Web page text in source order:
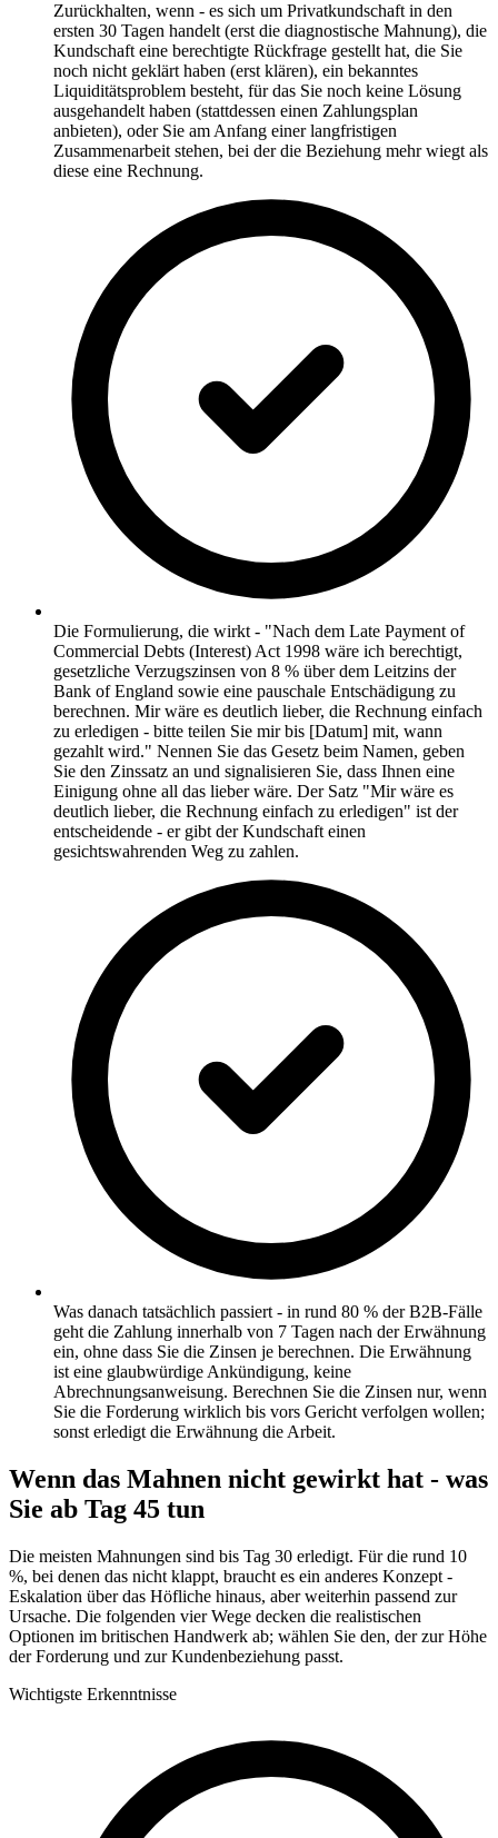
Zurückhalten, wenn - es sich um Privatkundschaft in den
ersten 30 Tagen handelt (erst die diagnostische Mahnung), die
Kundschaft eine berechtigte Rückfrage gestellt hat, die Sie
noch nicht geklärt haben (erst klären), ein bekanntes
Liquiditätsproblem besteht, für das Sie noch keine Lösung
ausgehandelt haben (stattdessen einen Zahlungsplan
anbieten), oder Sie am Anfang einer langfristigen
Zusammenarbeit stehen, bei der die Beziehung mehr wiegt als
diese eine Rechnung.
Die Formulierung, die wirkt - "Nach dem Late Payment of
Commercial Debts (Interest) Act 1998 wäre ich berechtigt,
gesetzliche Verzugszinsen von 8 % über dem Leitzins der
Bank of England sowie eine pauschale Entschädigung zu
berechnen. Mir wäre es deutlich lieber, die Rechnung einfach
zu erledigen - bitte teilen Sie mir bis [Datum] mit, wann
gezahlt wird." Nennen Sie das Gesetz beim Namen, geben
Sie den Zinssatz an und signalisieren Sie, dass Ihnen eine
Einigung ohne all das lieber wäre. Der Satz "Mir wäre es
deutlich lieber, die Rechnung einfach zu erledigen" ist der
entscheidende - er gibt der Kundschaft einen
gesichtswahrenden Weg zu zahlen.
Was danach tatsächlich passiert - in rund 80 % der B2B-Fälle
geht die Zahlung innerhalb von 7 Tagen nach der Erwähnung
ein, ohne dass Sie die Zinsen je berechnen. Die Erwähnung
ist eine glaubwürdige Ankündigung, keine
Abrechnungsanweisung. Berechnen Sie die Zinsen nur, wenn
Sie die Forderung wirklich bis vors Gericht verfolgen wollen;
sonst erledigt die Erwähnung die Arbeit.
Wenn das Mahnen nicht gewirkt hat - was
Sie ab Tag 45 tun
Die meisten Mahnungen sind bis Tag 30 erledigt. Für die rund 10
%, bei denen das nicht klappt, braucht es ein anderes Konzept -
Eskalation über das Höfliche hinaus, aber weiterhin passend zur
Ursache. Die folgenden vier Wege decken die realistischen
Optionen im britischen Handwerk ab; wählen Sie den, der zur Höhe
der Forderung und zur Kundenbeziehung passt.
Wichtigste Erkenntnisse